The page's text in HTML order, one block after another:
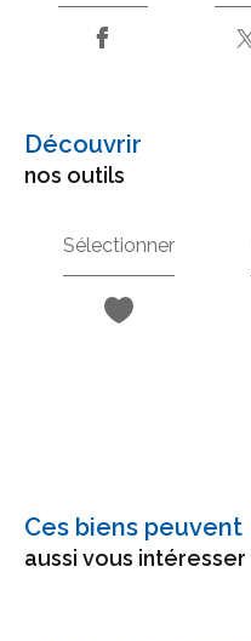
découvrir
nos outils
Sélectionner
Ces biens peuvent
aussi vous intéresser